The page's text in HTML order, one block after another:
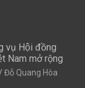
vụ Hội đồng
Nam mở rộng
Đỗ Quang Hòa